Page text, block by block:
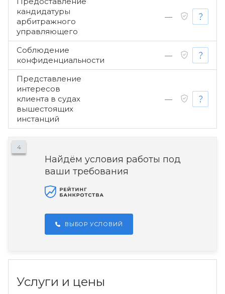
кандидатуры
арбитражного
управляющего
—
Соблюдение
конфиденциальности
—
Представление
интересов
клиента в судах
вышестоящих
инстанций
—
4
Найдём условия работы под
ваши требования
ВЫБОР УСЛОВИЙ
Услуги и цены